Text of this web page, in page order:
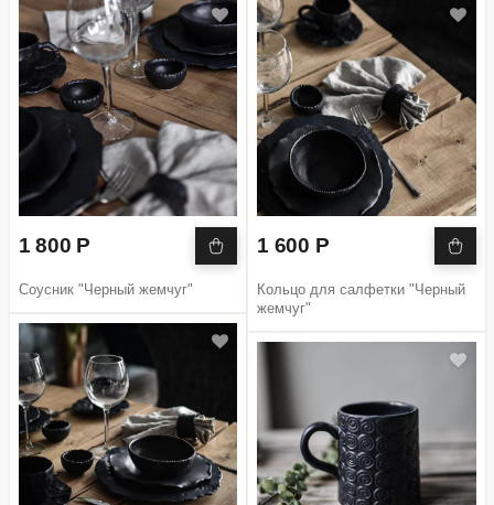
1 800 Р
Соусник "Черный жемчуг"
1 600 Р
Кольцо для салфетки "Черный
жемчуг"